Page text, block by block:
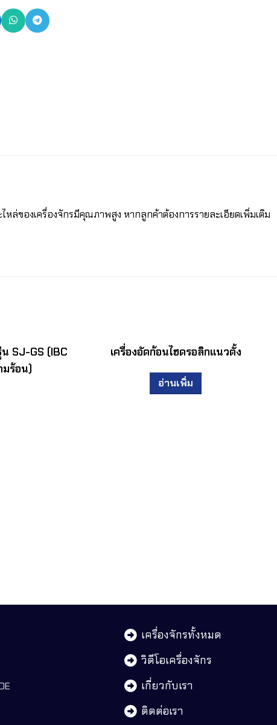
ของเครื่องจักรมีคุณภาพสูง หากลูกค้าต้องการรายละเอียดเพิ่มเติม
SJ-GS (IBC
ร้อน)
เครื่องอัดก้อนไฮดรอลิกแนวตั้ง
อ่านเพิ่ม
เครื่องจักรทั้งหมด
วิดีโอเครื่องจักร
เกี่ยวกับเรา
ติดต่อเรา